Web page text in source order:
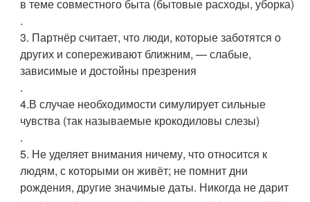
в теме совместного быта (бытовые расходы, уборка)
.
3. Партнёр считает, что люди, которые заботятся о
других и сопереживают ближним, — слабые,
зависимые и достойны презрения
.
4.В случае необходимости симулирует сильные
чувства (так называемые крокодиловы слезы)
.
5. Не уделяет внимания ничему, что относится к
людям, с которыми он живёт; не помнит дни
рождения, другие значимые даты. Никогда не дарит